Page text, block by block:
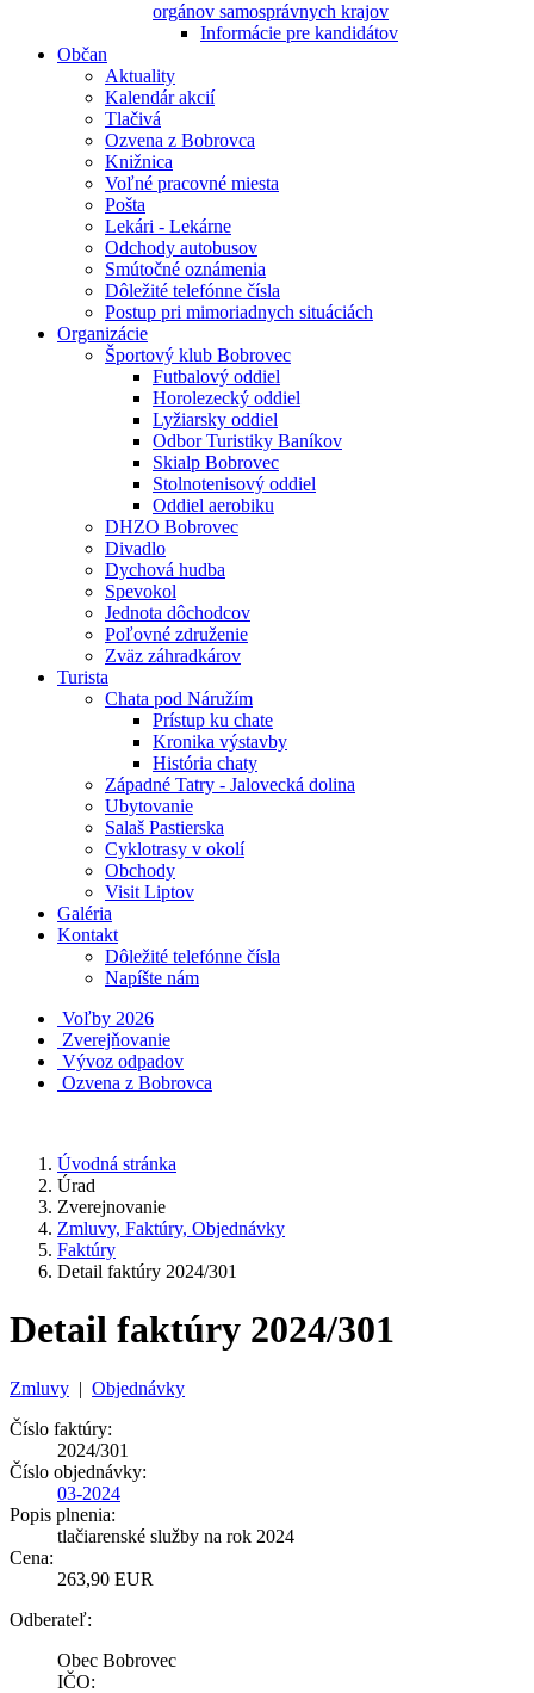
orgánov samosprávnych krajov
Informácie pre kandidátov
Občan
Aktuality
Kalendár akcií
Tlačivá
Ozvena z Bobrovca
Knižnica
Voľné pracovné miesta
Pošta
Lekári - Lekárne
Odchody autobusov
Smútočné oznámenia
Dôležité telefónne čísla
Postup pri mimoriadnych situáciách
Organizácie
Športový klub Bobrovec
Futbalový oddiel
Horolezecký oddiel
Lyžiarsky oddiel
Odbor Turistiky Baníkov
Skialp Bobrovec
Stolnotenisový oddiel
Oddiel aerobiku
DHZO Bobrovec
Divadlo
Dychová hudba
Spevokol
Jednota dôchodcov
Poľovné združenie
Zväz záhradkárov
Turista
Chata pod Náružím
Prístup ku chate
Kronika výstavby
História chaty
Západné Tatry - Jalovecká dolina
Ubytovanie
Salaš Pastierska
Cyklotrasy v okolí
Obchody
Visit Liptov
Galéria
Kontakt
Dôležité telefónne čísla
Napíšte nám
Voľby 2026
Zverejňovanie
Vývoz odpadov
Ozvena z Bobrovca
Úvodná stránka
Úrad
Zverejnovanie
Zmluvy, Faktúry, Objednávky
Faktúry
Detail faktúry 2024/301
Detail faktúry 2024/301
Zmluvy | Objednávky
Číslo faktúry:
2024/301
Číslo objednávky:
03-2024
Popis plnenia:
tlačiarenské služby na rok 2024
Cena:
263,90 EUR
Odberateľ:
Obec Bobrovec
IČO: